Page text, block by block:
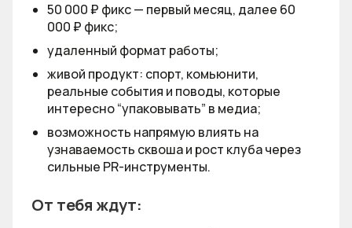
50 000 ₽ фикс — первый месяц, далее 60
000 ₽ фикс;
удаленный формат работы;
живой продукт: спорт, комьюнити,
реальные события и поводы, которые
интересно “упаковывать” в медиа;
возможность напрямую влиять на
узнаваемость сквоша и рост клуба через
сильные PR-инструменты.
От тебя ждут: